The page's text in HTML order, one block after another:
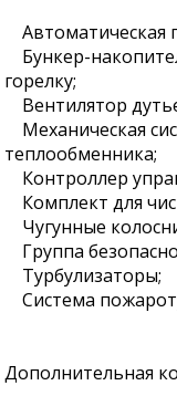
Автоматическая
Бункер-
горелку;
Вентилятор
Механическая
теплообменника;
Контроллер
Комплект для
Чугунные
Группа
Турбулизаторы;
Система
Дополнительная